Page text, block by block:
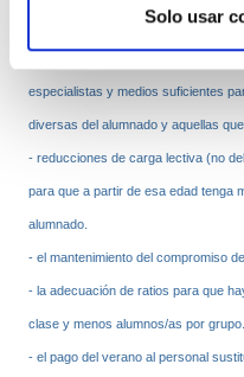
Solo usar
especialistas y medios suficientes
diversas del alumnado y aquellas
- reducciones de carga lectiva (no
para que a partir de esa edad tenga
alumnado.
- el mantenimiento del compromiso
- la adecuación de ratios para que
clase y menos alumnos/as por grupo.
- el pago del verano al personal